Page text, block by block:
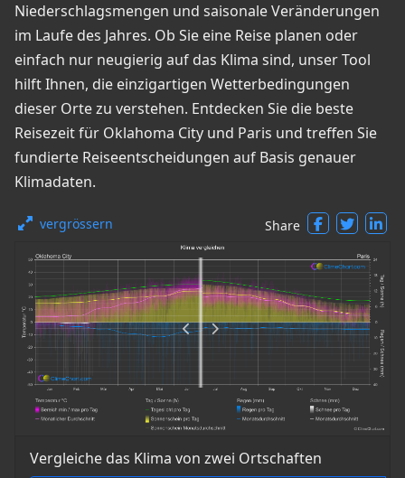
Niederschlagsmengen und saisonale Veränderungen
im Laufe des Jahres. Ob Sie eine Reise planen oder
einfach nur neugierig auf das Klima sind, unser Tool
hilft Ihnen, die einzigartigen Wetterbedingungen
dieser Orte zu verstehen. Entdecken Sie die beste
Reisezeit für Oklahoma City und Paris und treffen Sie
fundierte Reiseentscheidungen auf Basis genauer
Klimadaten.
vergrössern Share
Vergleiche das Klima von zwei Ortschaften